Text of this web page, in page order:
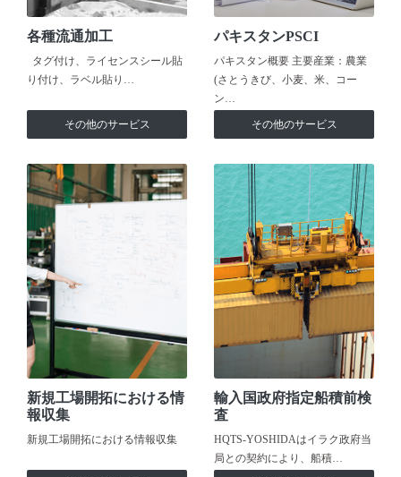
各種流通加工
タグ付け、ライセンスシール貼
り付け、ラベル貼り…
その他のサービス
パキスタンPSCI
パキスタン概要 主要産業：農業
(さとうきび、小麦、米、コー
ン…
その他のサービス
新規工場開拓における情
報収集
新規工場開拓における情報収集
輸入国政府指定船積前検
査
HQTS-YOSHIDAはイラク政府当
局との契約により、船積…